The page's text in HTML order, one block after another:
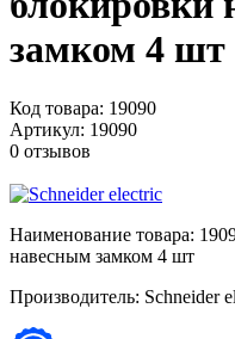
замком 4 шт
Код товара: 19090
Артикул: 19090
0 отзывов
Наименование товара:
навесным замком 4 шт
Производитель: Schneider